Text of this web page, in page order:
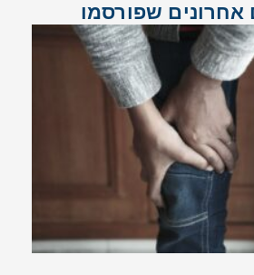
שפורסמו